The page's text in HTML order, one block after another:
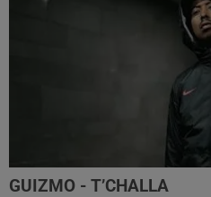
GUIZMO - T’CHALLA